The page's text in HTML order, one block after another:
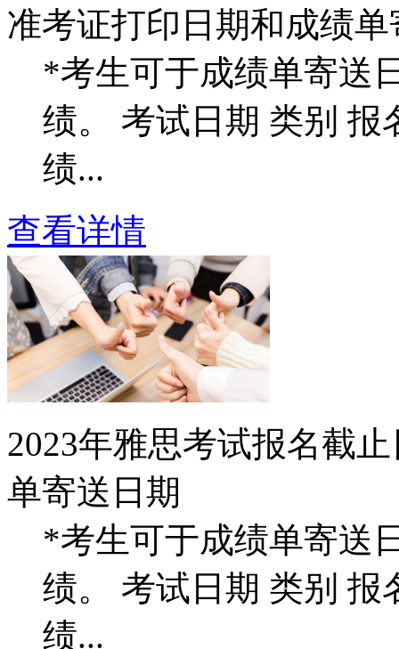
准考证打印日期和成绩
*考生可于成绩单寄送
绩。 考试日期 类别 报
绩...
查看详情
2023年雅思考试报名截
单寄送日期
*考生可于成绩单寄送
绩。 考试日期 类别 报
绩...